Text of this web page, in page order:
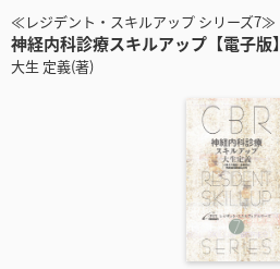
≪レジデント・スキルアップ シリーズ7≫
神経内科診療スキルアップ【電子版】
大生 定義(著)